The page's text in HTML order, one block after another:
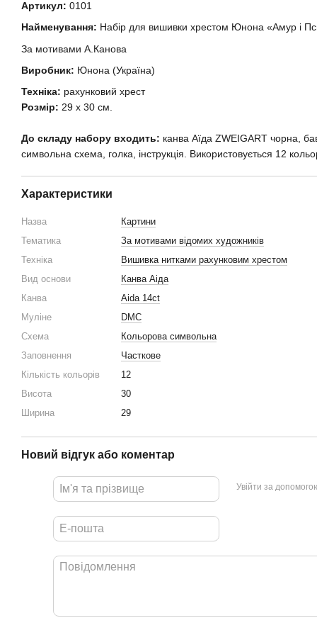
Артикул: 0101
Найменування: Набір для вишивки хрестом Юнона «Амур і
За мотивами А.Канова
Виробник: Юнона (Україна)
Техніка: рахунковий хрест
Розмір: 29 х 30 см.
До складу набору входить: канва Аїда ZWEIGART чорна,
символьна схема, голка, інструкція. Використовується 12
Характеристики
Назва
Картини
Тематика
За мотивами відомих художників
Техніка
Вишивка нитками рахунковим хрестом
Вид основи
Канва Аіда
Канва
Aida 14ct
Муліне
DMC
Схема
Кольорова символьна
Заповнення
Часткове
Кількість кольорів
12
Висота
30
Ширина
29
Новий відгук або коментар
Увійти за